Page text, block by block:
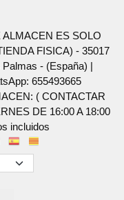
ALMACEN ES SOLO
FISICA) - 35017
- (España) |
655493665
( CONTACTAR
DE 16:00 A 18:00
incluidos